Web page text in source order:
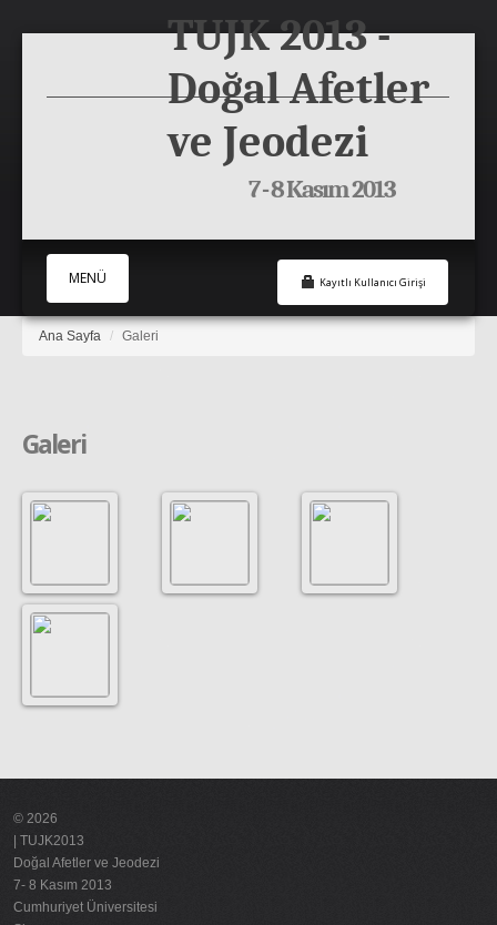
TUJK 2013 -
Doğal Afetler
ve Jeodezi
7 - 8 Kasım 2013
MENÜ
Bildiriler
Kayıtlı Kullanıcı Girişi
Ana Sayfa / Galeri
Galeri
© 2026
| TUJK2013
Doğal Afetler ve Jeodezi
7- 8 Kasım 2013
Cumhuriyet Üniversitesi